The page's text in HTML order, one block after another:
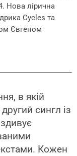
Нова лірична
Cycles та
Євгеном
в якій
сингл із
Кожен